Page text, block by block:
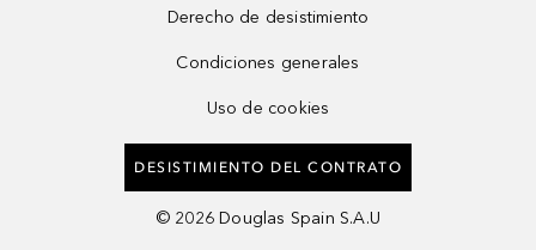
Derecho de desistimiento
Condiciones generales
Uso de cookies
DESISTIMIENTO DEL CONTRATO
© 2026 Douglas Spain S.A.U